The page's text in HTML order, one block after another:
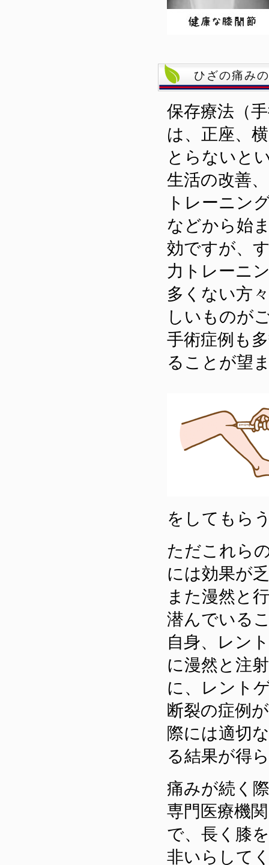
ひざの痛み
保存療法（
は、正座、
とらないと
生活の改善
トレーニン
などから始
効ですが、
力トレーニ
多くない方
しいものが
手術症例も
ることが望
をしてもら
ただこれら
には効果が
また漫然と
潜んでいる
自身、レン
に漫然と注
に、レント
断裂の症例
際には適切
る結果が得
痛みが続く
専門医療機
で、長く膝
非いらして